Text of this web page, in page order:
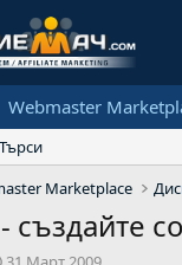
Webmaster
Търси
Marketplace
създайте
Н